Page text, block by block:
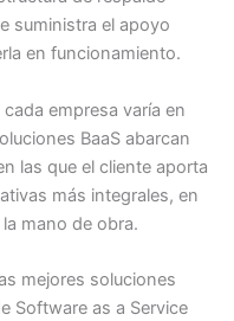
suministra el apoyo
en funcionamiento.
empresa varía en
BaaS abarcan
las que el cliente aporta
más integrales, en
mano de obra.
mejores soluciones
Software as a Service